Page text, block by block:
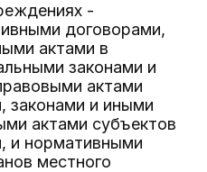
-
договорами,
актами в
законами и
актами
законами и иными
актами субъектов
и нормативными
местного